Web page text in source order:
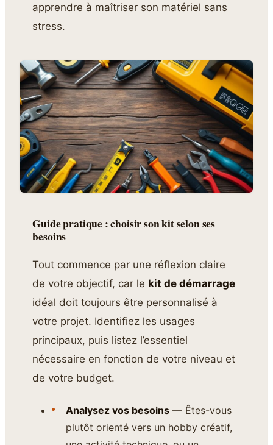
apprendre à maîtriser son matériel sans
stress.
Guide pratique : choisir son kit selon ses
besoins
Tout commence par une réflexion claire
de votre objectif, car le kit de démarrage
idéal doit toujours être personnalisé à
votre projet. Identifiez les usages
principaux, puis listez l’essentiel
nécessaire en fonction de votre niveau et
de votre budget.
Analysez vos besoins— Êtes-vous
plutôt orienté vers un hobby créatif,